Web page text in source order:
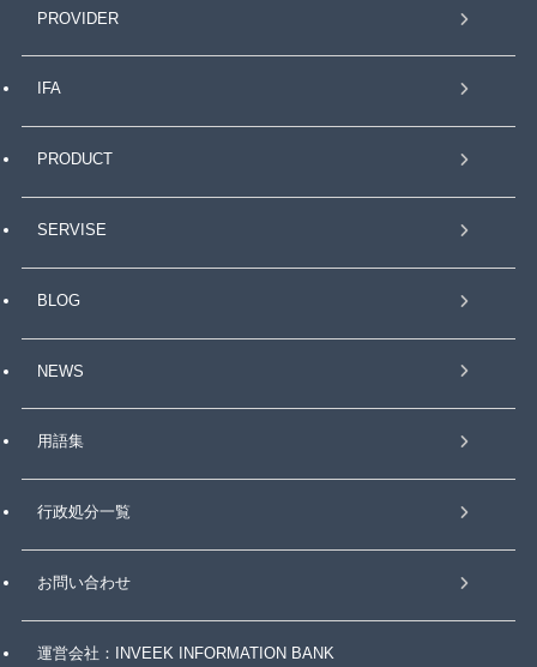
PROVIDER
IFA
PRODUCT
SERVISE
BLOG
NEWS
用語集
行政処分一覧
お問い合わせ
運営会社：INVEEK INFORMATION BANK